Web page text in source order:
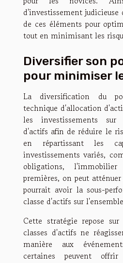
d'investissement
de ces éléments pour
tout en minimisant les
Diversifier son
pour minimiser
La diversification du
technique d'allocation
les investissements sur
d'actifs afin de réduire le
en répartissant les
investissements variés,
obligations,
premières, on peut
pourrait avoir la sous-
classe d'actifs sur
Cette stratégie repose
classes d'actifs ne
manière aux
certaines peuvent